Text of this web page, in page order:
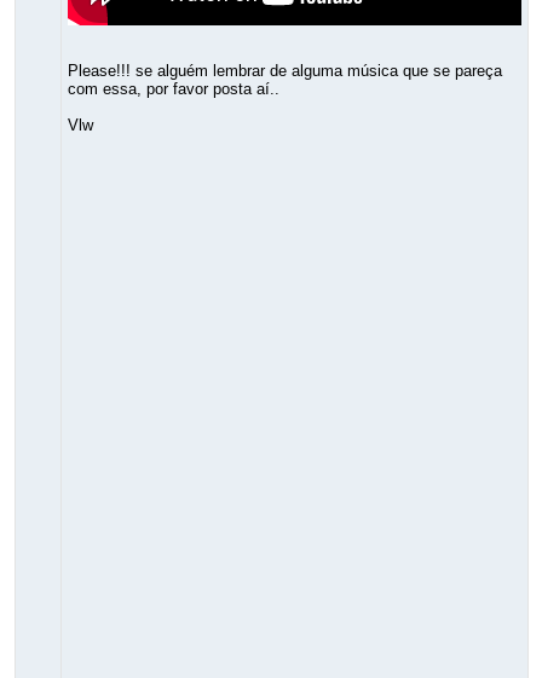
Please!!! se alguém lembrar de alguma música que se pareça
com essa, por favor posta aí..
Vlw